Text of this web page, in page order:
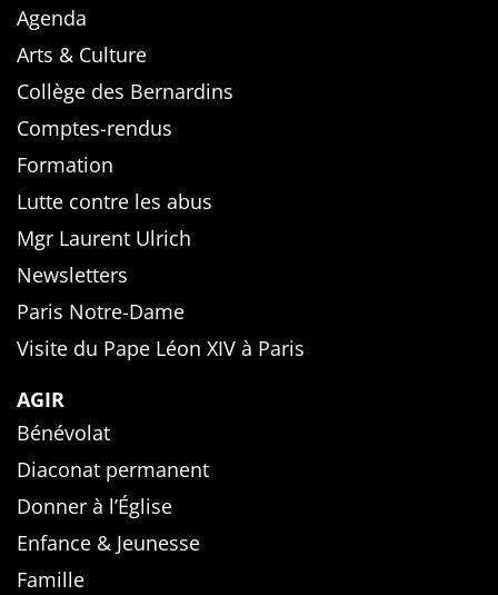
Agenda
Arts & Culture
Collège des Bernardins
Comptes-rendus
Formation
Lutte contre les abus
Mgr Laurent Ulrich
Newsletters
Paris Notre-Dame
Visite du Pape Léon XIV à Paris
AGIR
Bénévolat
Diaconat permanent
Donner à l’Église
Enfance & Jeunesse
Famille